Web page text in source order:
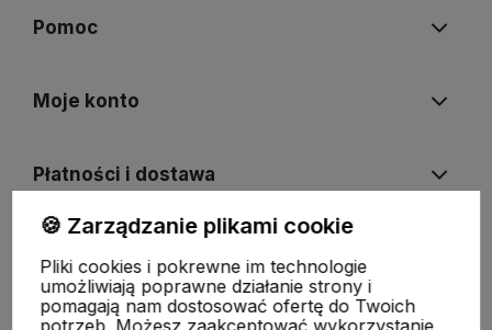
Pomoc
Moje konto
Płatności i dostawa
O nas
🍪 Zarządzanie plikami cookie
Pliki cookies i pokrewne im technologie
umożliwiają poprawne działanie strony i
pomagają nam dostosować ofertę do Twoich
potrzeb. Możesz zaakceptować wykorzystanie